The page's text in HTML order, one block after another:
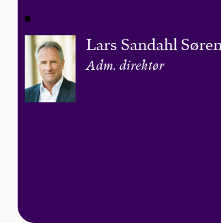
Lars Sandahl
Adm. direktør